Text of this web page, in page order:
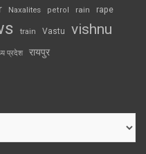
Naxalites petrol rain rape
train Vastu vishnu
प्रदेश रायपुर